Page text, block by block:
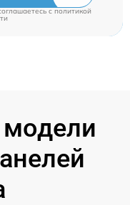
cполитикой